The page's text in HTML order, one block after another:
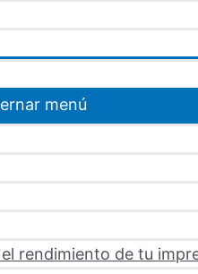
menú
rendimiento de tu